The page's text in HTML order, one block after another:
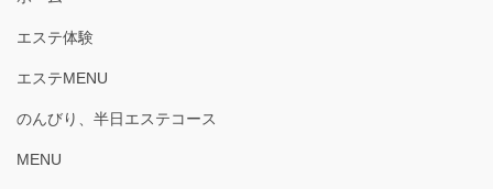
エステ体験
エステMENU
のんびり、半日エステコース
MENU